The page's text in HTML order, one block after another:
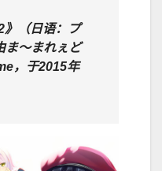
》（日语：プ
ま～まれぇど
，于2015年